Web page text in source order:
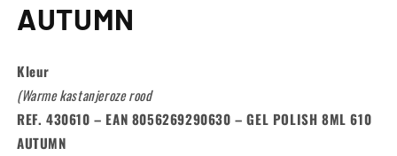
AUTUMN
Kleur
(Warme kastanjeroze rood
REF. 430610 – EAN 8056269290630 – GEL POLISH 8ML 610
AUTUMN